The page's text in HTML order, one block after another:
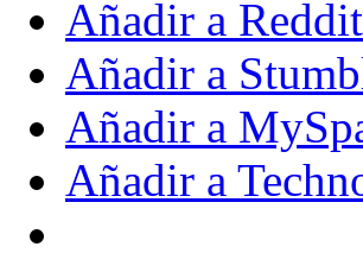
Añadir a Reddit
Añadir a
Añadir a
Añadir a